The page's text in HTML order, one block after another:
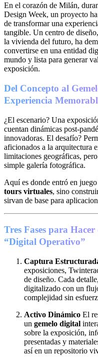
En el corazón de Milán,
Design Week, un proyecto
de transformar una
tangible. Un centro de
la vivienda del futuro, ha
convertirse en una entidad
mundo y lista para generar
exposición.
Del Concepto al
Experiencia
¿El escenario? Una
cuentan dinámicas post-
innovadoras. El desafío?
aficionados a la arquitectura
limitaciones geográficas,
simple galería fotográfica.
Aquí es donde entró en
tours virtuales, sino
sirvan de base para
Tres Fases para
“Digital Operativo”
Captura
exposiciones,
de diseño. Cada
digitalizado con un
complejidad sin
Activo Dinámico El
un gemelo digital
sobre la exposición,
presentadas y
así en un repositorio